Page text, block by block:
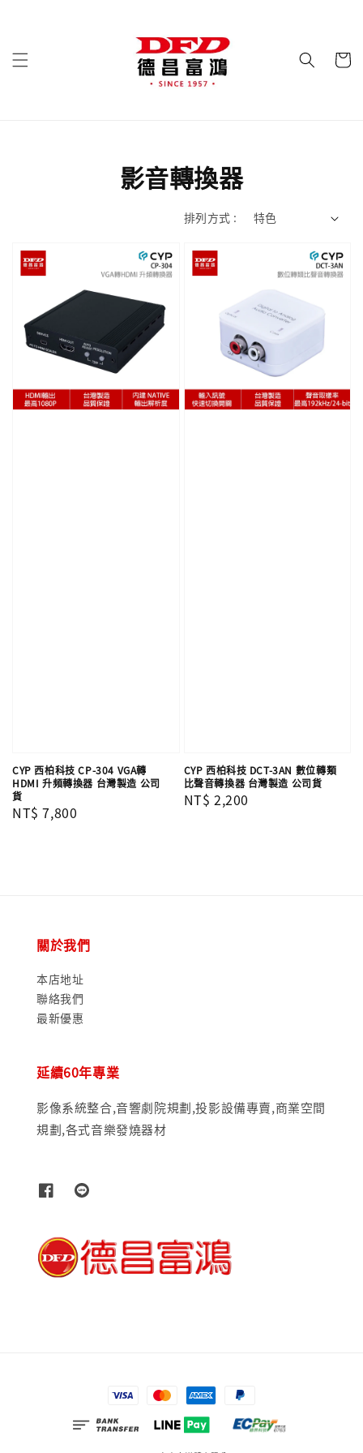
影音轉換器
排列方式 :
CYP 西柏科技 CP-304 VGA轉
HDMI 升頻轉換器 台灣製造 公司
貨
Regular
NT$ 7,800
CYP 西柏科技 DCT-3AN 數位轉類
比聲音轉換器 台灣製造 公司貨
Regular
NT$ 2,200
關於我們
本店地址
聯絡我們
最新優惠
延續60年專業
影像系統整合,音響劇院規劃,投影設備專賣,商業空間
規劃,各式音樂發燒器材